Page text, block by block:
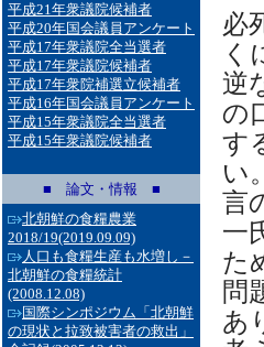
平成21年衆議院候補者
平成20年国会議員アンケート
平成17年衆議院全当選者
平成17年衆議院候補者
平成17年衆院補選立候補者
平成16年国会議員アンケート
平成15年衆議院全当選者
平成15年衆議院候補者
■ 論文・情報 ■
北朝鮮の食糧農業
2018/19(2019.09.09)
人口も食糧生産も水増し－
北朝鮮の食糧統計
(2008.12.08)
国際シンポジウム「北朝鮮
の現状と拉致被害者の救出」
必
く
逆
の
す
い
言
一
た
問
あ